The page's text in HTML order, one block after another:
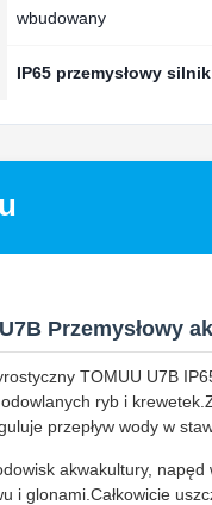
wbudowany
IP65 przemysłowy
Przemysłowy
TOMUU U7B
ryb i
przepływ wody w
akwakultury,
i glonami.Całkowicie